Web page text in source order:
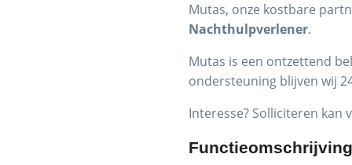
Mutas, onze kostbare
Nachthulpverlener.
Mutas is een ontzettend
ondersteuning blijven wij
Interesse? Solliciteren kan
Functieomschrijving